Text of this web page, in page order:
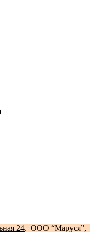
24. ООО “Маруся”,